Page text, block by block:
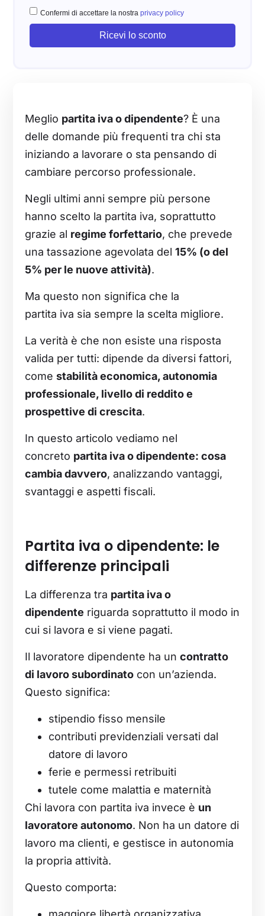
Confermi di accettare la nostra privacy policy
Ricevi lo sconto
Meglio partita iva o dipendente? È una
delle domande più frequenti tra chi sta
iniziando a lavorare o sta pensando di
cambiare percorso professionale.
Negli ultimi anni sempre più persone
hanno scelto la partita iva, soprattutto
grazie al regime forfettario, che prevede
una tassazione agevolata del15% (o del
5% per le nuove attività).
Ma questo non significa che la
partita iva sia sempre la scelta migliore.
La verità è che non esiste una risposta
valida per tutti: dipende da diversi fattori,
comestabilità economica, autonomia
professionale, livello di reddito e
prospettive di crescita.
In questo articolo vediamo nel
concreto partita iva o dipendente: cosa
cambia davvero, analizzando vantaggi,
svantaggi e aspetti fiscali.
Partita iva o dipendente: le
differenze principali
La differenza tra partita iva o
dipendente riguarda soprattutto il modo in
cui si lavora e si viene pagati.
Il lavoratore dipendente ha uncontratto
di lavoro subordinato con un’azienda.
Questo significa:
stipendio fisso mensile
contributi previdenziali versati dal
datore di lavoro
ferie e permessi retribuiti
tutele come malattia e maternità
Chi lavora con partita iva invece è un
lavoratore autonomo. Non ha un datore di
lavoro ma clienti, e gestisce in autonomia
la propria attività.
Questo comporta: